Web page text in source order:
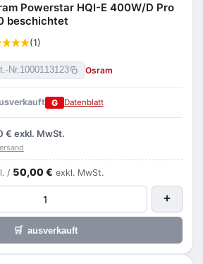
Powerstar HQI-E 400W/D Pro
beschichtet
(1)
Nr.1000113123 Osram
G Datenblatt
€ exkl. MwSt.
/ 50,00 € exkl. MwSt.
+
🛒 ausverkauft